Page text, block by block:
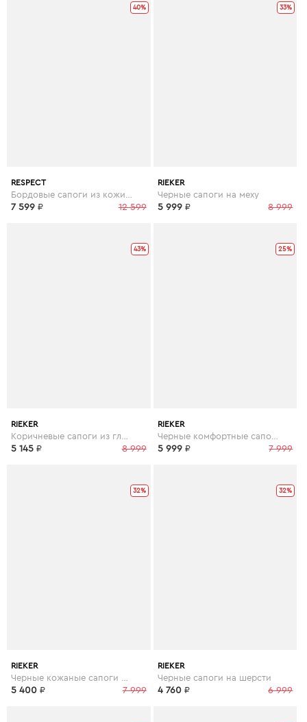
40%
RESPECT
12 599
7 599 ₽
33%
RIEKER
Черные сапоги на меху
8 999
5 999 ₽
43%
RIEKER
8 999
5 145 ₽
25%
RIEKER
Черные комфортные сапоги на шерсти
7 999
5 999 ₽
32%
RIEKER
7 999
5 400 ₽
32%
RIEKER
Черные сапоги на шерсти
6 999
4 760 ₽